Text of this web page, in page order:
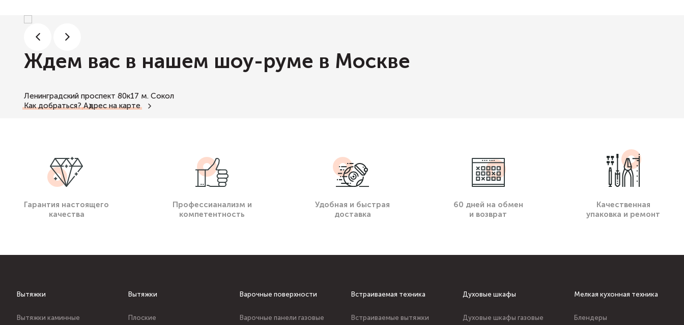
Ждем вас в нашем шоу-руме в Москве
Ленинградский проспект 80к17 м. Сокол
Как добраться? Адрес на карте
Гарантия настоящего
качества
Профессианализм и
компетентность
Удобная и быстрая
доставка
60 дней на обмен
и возврат
Качественная
упаковка и ремонт
Вытяжки
Вытяжки каминные
Вытяжки
Плоские
Варочные поверхности
Варочные панели газовые
Встраиваемая техника
Встраиваемые вытяжки
Духовые шкафы
Духовые шкафы газовые
Мелкая кухонная техника
Блендеры